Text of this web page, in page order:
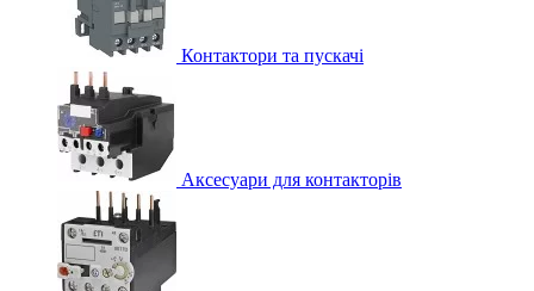
Контактори та пускачі
Аксесуари для контакторів